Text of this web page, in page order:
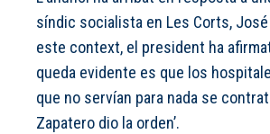
síndic socialista en Les Corts, José
este context, el president ha
queda evidente es que los
que no servían para nada se
Zapatero dio la orden’.